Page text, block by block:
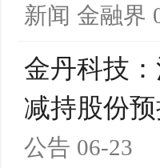
新闻 金融界
金丹科技
减持股份
公告 06-23